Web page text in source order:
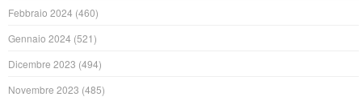
Febbraio 2024 (460)
Gennaio 2024 (521)
Dicembre 2023 (494)
Novembre 2023 (485)